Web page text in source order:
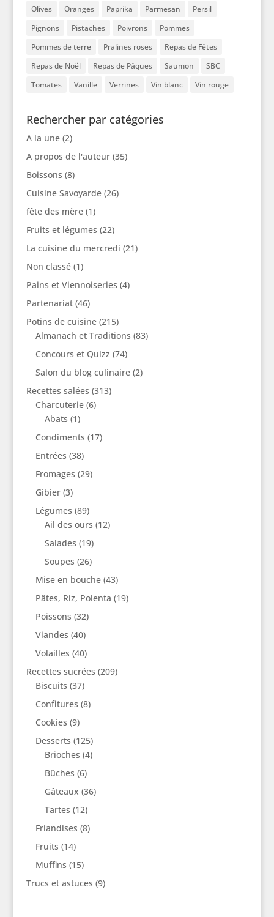
Olives Oranges Paprika Parmesan
Persil
Pignons
Pistaches Poivrons
Pommes
Pommes de terre
Pralines roses
Repas de Fêtes
Repas de Noël
Repas de Pâques Saumon
SBC
Tomates
Vanille Verrines Vin blanc Vin rouge
Rechercher par catégories
A la une(2)
A propos de l'auteur(35)
Boissons (8)
Cuisine Savoyarde(26)
fête des mère(1)
Fruits et légumes (22)
La cuisine du mercredi (21)
Non classé(1)
Pains et Viennoiseries (4)
Partenariat(46)
Potins de cuisine(215)
Almanach et Traditions (83)
Concours et Quizz (74)
Salon du blog culinaire(2)
Recettes salées (313)
Charcuterie(6)
Abats (1)
Condiments (17)
Entrées (38)
Fromages (29)
Gibier(3)
Légumes (89)
Ail des ours (12)
Salades (19)
Soupes (26)
Mise en bouche(43)
Pâtes, Riz, Polenta (19)
Poissons (32)
Viandes (40)
Volailles (40)
Recettes sucrées (209)
Biscuits (37)
Confitures (8)
Cookies (9)
Desserts (125)
Brioches (4)
Bûches (6)
Gâteaux (36)
Tartes (12)
Friandises (8)
Fruits (14)
Muffins (15)
Trucs et astuces (9)